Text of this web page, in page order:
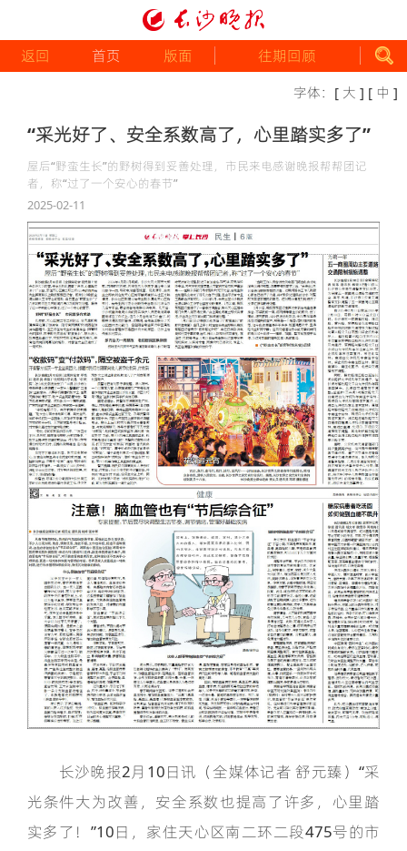
返回 首页 版面 往期回顾
字体： [ 大 ] [ 中 ]
“采光好了、安全系数高了，心里踏实多了”
屋后“野蛮生长”的野树得到妥善处理，市民来电感谢晚报帮帮团记
者，称“过了一个安心的春节”
2025-02-11
长沙晚报2月10日讯（全媒体记者 舒元臻）“采
光条件大为改善，安全系数也提高了许多，心里踏
实多了！”10日，家住天心区南二环二段475号的市